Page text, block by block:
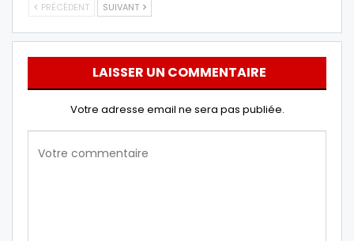
PRÉCÉDENT SUIVANT
LAISSER UN COMMENTAIRE
Votre adresse email ne sera pas publiée.